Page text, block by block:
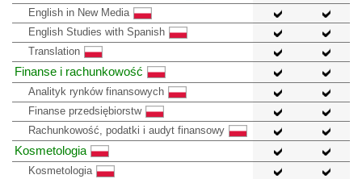
English in New Media
English Studies with Spanish
Translation
Finanse i rachunkowość
Analityk rynków finansowych
Finanse przedsiębiorstw
Rachunkowość, podatki i audyt finansowy
Kosmetologia
Kosmetologia